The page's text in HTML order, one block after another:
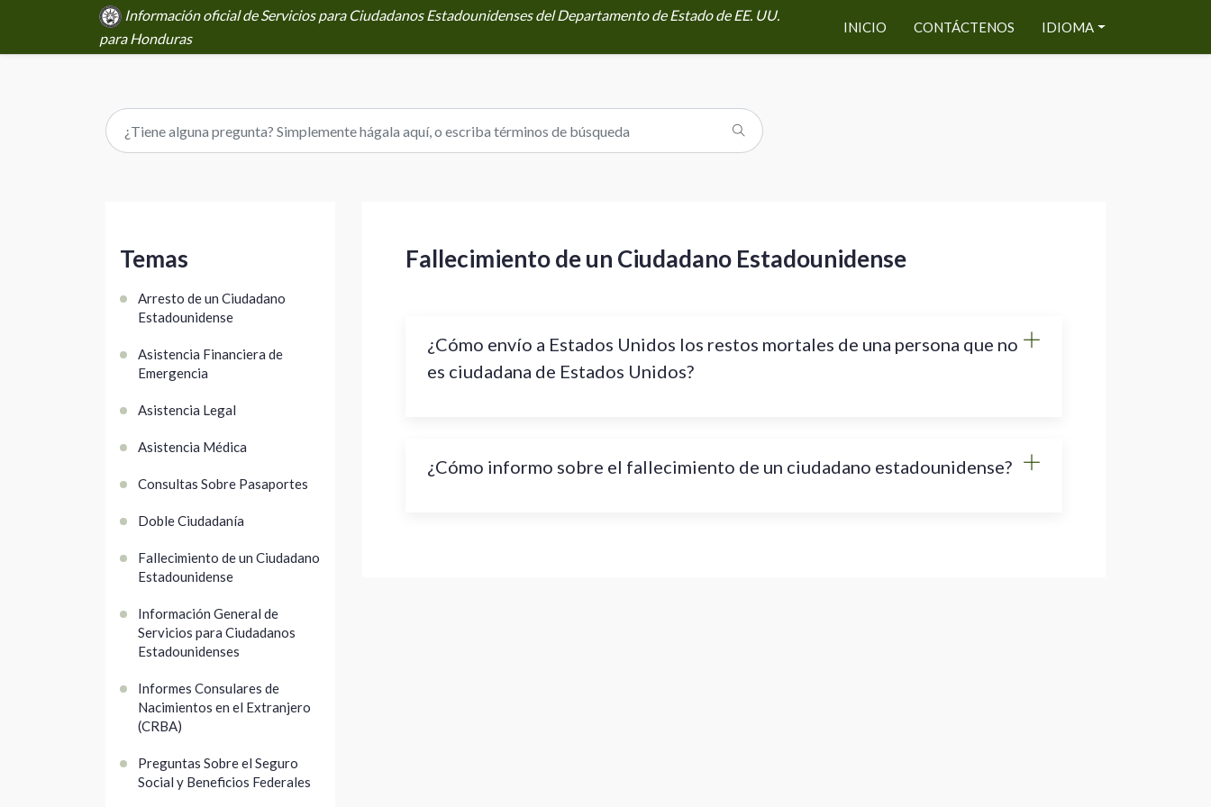
Información oficial de Servicios para Ciudadanos Estadounidenses del Departamento de Estado de EE. UU.
para Honduras
INICIO CONTÁCTENOS IDIOMA
Temas
Arresto de un Ciudadano
Estadounidense
Asistencia Financiera de
Emergencia
Asistencia Legal
Asistencia Médica
Consultas Sobre Pasaportes
Doble Ciudadanía
Fallecimiento de un Ciudadano
Estadounidense
Información General de
Servicios para Ciudadanos
Estadounidenses
Informes Consulares de
Nacimientos en el Extranjero
(CRBA)
Preguntas Sobre el Seguro
Social y Beneficios Federales
Fallecimiento de un Ciudadano Estadounidense
¿Cómo envío a Estados Unidos los restos mortales de una persona que no
es ciudadana de Estados Unidos?
¿Cómo informo sobre el fallecimiento de un ciudadano estadounidense?